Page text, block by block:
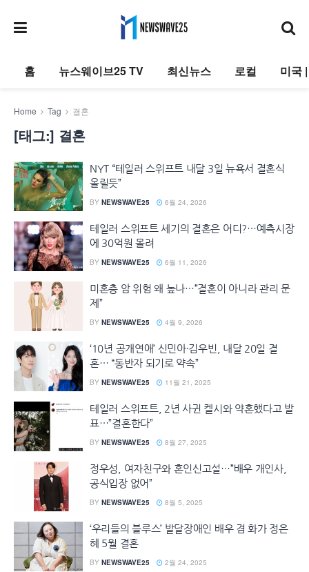
홈 뉴스웨이브25 TV 최신뉴스 로컬 미국
Home Tag 결혼
[태그:] 결혼
NYT “테일러 스위프트 내달 3일 뉴욕서 결혼식
올릴듯”
BY NEWSWAVE25 6월 24, 2026
테일러 스위프트 세기의 결혼은 어디?…예측시장
에 30억원 몰려
BY NEWSWAVE25 6월 11, 2026
미혼층 암 위험 왜 높나…”결혼이 아니라 관리 문
제”
BY NEWSWAVE25 4월 9, 2026
‘10년 공개연애’ 신민아·김우빈, 내달 20일 결
혼… “동반자 되기로 약속”
BY NEWSWAVE25 11월 21, 2025
테일러 스위프트, 2년 사귄 켈시와 약혼했다고 발
표…”결혼한다”
BY NEWSWAVE25 8월 27, 2025
정우성, 여자친구와 혼인신고설…”배우 개인사,
공식입장 없어”
BY NEWSWAVE25 8월 5, 2025
‘우리들의 블루스’ 발달장애인 배우 겸 화가 정은
혜 5월 결혼
BY NEWSWAVE25 2월 24, 2025